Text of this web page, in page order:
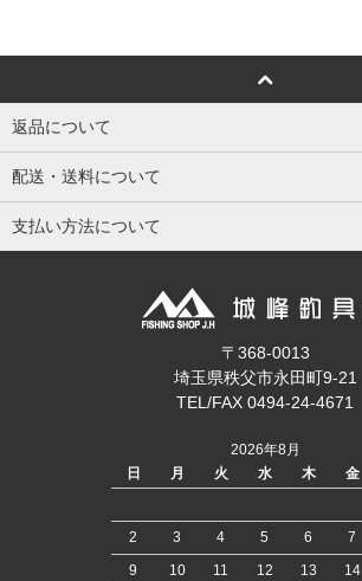
返品について
配送・送料について
支払い方法について
〒368-0013
埼玉県秩父市永田町9-21
TEL/FAX 0494-24-4671
2026年8月
日
月 火 水 木 金
2
3 4 5 6 7
9
10 11 12 13 14